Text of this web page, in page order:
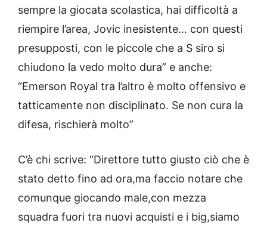
sempre la giocata scolastica, hai difficoltà a
riempire l’area, Jovic inesistente… con questi
presupposti, con le piccole che a S siro si
chiudono la vedo molto dura” e anche:
“Emerson Royal tra l’altro è molto offensivo e
tatticamente non disciplinato. Se non cura la
difesa, rischierà molto”
C’è chi scrive: “Direttore tutto giusto ciò che è
stato detto fino ad ora,ma faccio notare che
comunque giocando male,con mezza
squadra fuori tra nuovi acquisti e i big,siamo